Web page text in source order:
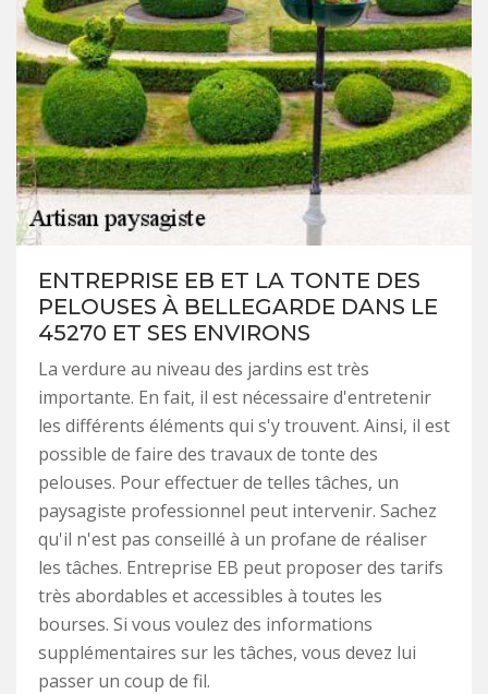
ENTREPRISE EB ET LA TONTE DES
PELOUSES À BELLEGARDE DANS LE
45270 ET SES ENVIRONS
La verdure au niveau des jardins est très
importante. En fait, il est nécessaire d'entretenir
les différents éléments qui s'y trouvent. Ainsi, il est
possible de faire des travaux de tonte des
pelouses. Pour effectuer de telles tâches, un
paysagiste professionnel peut intervenir. Sachez
qu'il n'est pas conseillé à un profane de réaliser
les tâches. Entreprise EB peut proposer des tarifs
très abordables et accessibles à toutes les
bourses. Si vous voulez des informations
supplémentaires sur les tâches, vous devez lui
passer un coup de fil.